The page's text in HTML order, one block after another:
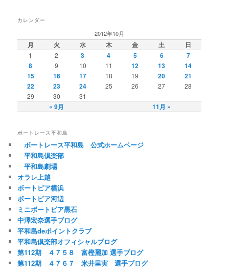
カレンダー
2012年10月
月 火 水 木 金 土 日
« 9月 11月 »
1 2 3 4 5 6
7
8
9 10 11 12 13
14
15
16 17 18 19 20
21
22
23 24 25 26 27
28
29
30 31
ボートレース平和島
ボートレース平和島 公式ホームページ
平和島倶楽部
平和島劇場
オラレ上越
ボートピア横浜
ボートピア河辺
ミニボートピア黒石
中澤宏奈選手ブログ
平和島deポイントクラブ
平和島倶楽部オフィシャルブログ
第112期 ４７５８ 富樫麗加 選手ブログ
第112期 ４７６７ 米井里実 選手ブログ